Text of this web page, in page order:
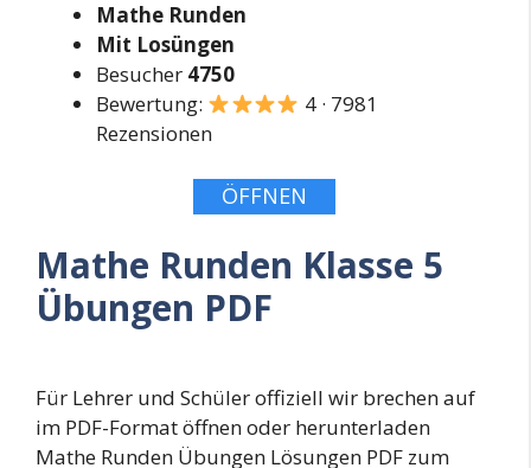
Mathe Runden
Mit Losüngen
Besucher 4750
Bewertung:
4 · 7981
Rezensionen
ÖFFNEN
Mathe Runden Klasse 5
Übungen PDF
Für Lehrer und Schüler offiziell wir brechen auf
im PDF-Format öffnen oder herunterladen
Mathe Runden Übungen Lösungen PDF zum